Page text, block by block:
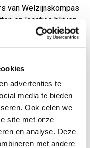
advertenties te
media te bieden
Ook delen we
site met onze
en analyse. Deze
met andere
van Welzijnskompas
en locaties blijven
neemt
"Ik
voor Lisse
dus waarom zou
stap kunnen we
een buurt. Een senior